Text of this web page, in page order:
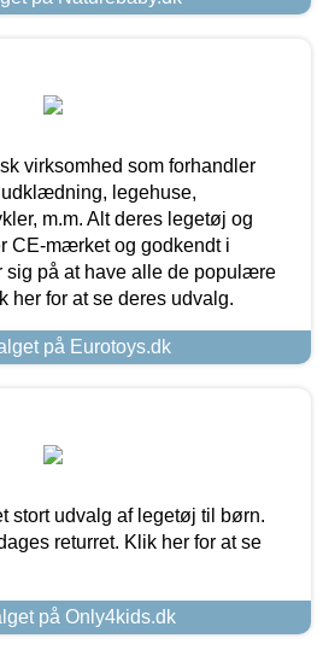
virksomhed som forhandler
legehuse,
m.m. Alt deres legetøj og
CE-mærket og godkendt i
sig på at have alle de populære
her for at se deres udvalg.
på Eurotoys.dk
stort udvalg af legetøj til børn.
returret. Klik her for at se
på Only4kids.dk